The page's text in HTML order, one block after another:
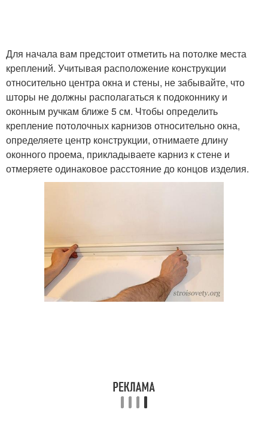
Для начала вам предстоит отметить на потолке места
креплений. Учитывая расположение конструкции
относительно центра окна и стены, не забывайте, что
шторы не должны располагаться к подоконнику и
оконным ручкам ближе 5 см. Чтобы определить
крепление потолочных карнизов относительно окна,
определяете центр конструкции, отнимаете длину
оконного проема, прикладываете карниз к стене и
отмеряете одинаковое расстояние до концов изделия.